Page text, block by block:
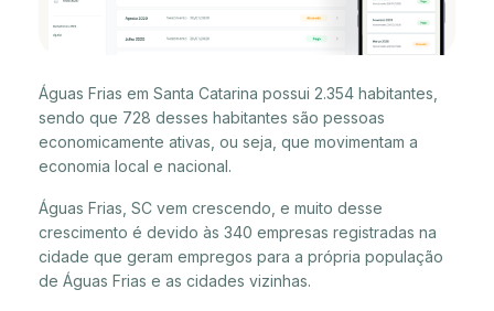
Águas Frias em Santa Catarina possui 2.354 habitantes,
sendo que 728 desses habitantes são pessoas
economicamente ativas, ou seja, que movimentam a
economia local e nacional.
Águas Frias, SC vem crescendo, e muito desse
crescimento é devido às 340 empresas registradas na
cidade que geram empregos para a própria população
de Águas Frias e as cidades vizinhas.